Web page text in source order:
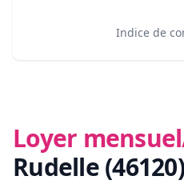
Indice de
Loyer
Rudelle (46120)